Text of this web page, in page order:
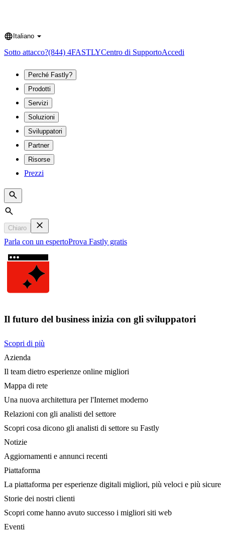
Language
Italiano
Sotto attacco?(844) 4FASTLYCentro di SupportoAccedi
Perché Fastly?
Prodotti
Servizi
Soluzioni
Sviluppatori
Partner
Risorse
Prezzi
Search
Chiaro
Parla con un espertoProva Fastly gratis
Il futuro del business inizia con gli sviluppatori
Scopri di più
Azienda
Il team dietro esperienze online migliori
Mappa di rete
Una nuova architettura per l'Internet moderno
Relazioni con gli analisti del settore
Scopri cosa dicono gli analisti di settore su Fastly
Notizie
Aggiornamenti e annunci recenti
Piattaforma
La piattaforma per esperienze digitali migliori, più veloci e più sicure
Storie dei nostri clienti
Scopri come hanno avuto successo i migliori siti web
Eventi